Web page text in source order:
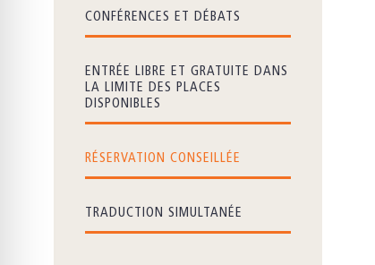
CONFÉRENCES ET DÉBATS
ENTRÉE LIBRE ET GRATUITE DANS
LA LIMITE DES PLACES
DISPONIBLES
RÉSERVATION CONSEILLÉE
TRADUCTION SIMULTANÉE